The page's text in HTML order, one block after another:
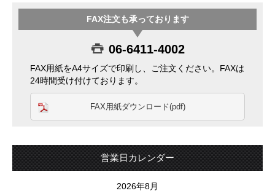
FAX注文も承っております
06-6411-4002
FAX用紙をA4サイズで印刷し、ご注文ください。FAXは
24時間受け付けております。
FAX用紙ダウンロード(pdf)
営業日カレンダー
2026年8月